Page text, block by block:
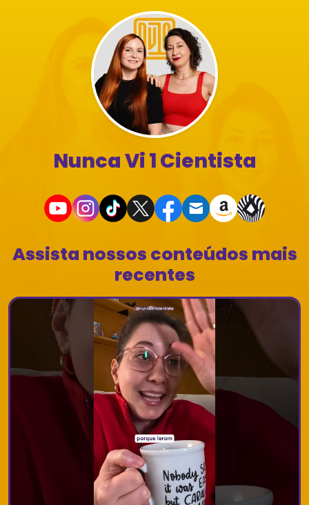
Nunca Vi 1 Cientista
Assista nossos conteúdos mais
recentes